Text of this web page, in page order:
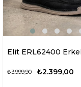
₺2.399,00
₺3.999,90